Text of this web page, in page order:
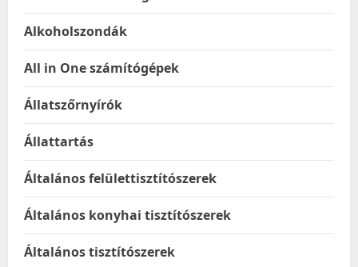
Alkoholszondák
All in One számítógépek
Állatszőrnyírók
Állattartás
Általános felülettisztítószerek
Általános konyhai tisztítószerek
Általános tisztítószerek